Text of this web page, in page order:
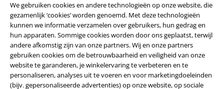
We gebruiken cookies en andere technologieën op onze website, die
gezamenlijk ‘cookies’ worden genoemd. Met deze technologieën
kunnen we informatie verzamelen over gebruikers, hun gedrag en
hun apparaten. Sommige cookies worden door ons geplaatst, terwijl
andere afkomstig zijn van onze partners. Wij en onze partners
gebruiken cookies om de betrouwbaarheid en veiligheid van onze
website te garanderen, je winkelervaring te verbeteren en te
personaliseren, analyses uit te voeren en voor marketingdoeleinden
(bijv. gepersonaliseerde advertenties) op onze website, op sociale
Pagina 1 van 6
Biker outfit: coole biker style voor elke dag
‘Born to be wild!’ is niet zomaar een slogan, het is een
lifestyle. Wij helpen je die attitude te ownen met biker
style outfits die net zo ruig zijn als jij. En waar draait het